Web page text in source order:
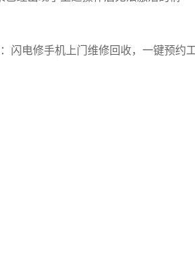
闪电修手机上门维修回收，一键预约